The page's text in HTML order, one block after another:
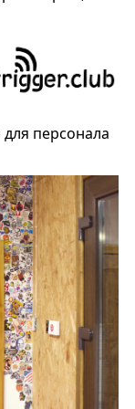
персонала